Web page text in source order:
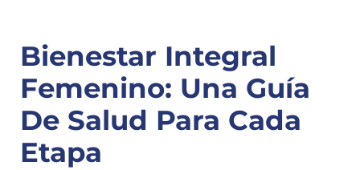
Bienestar Integral
Femenino: Una Guía
De Salud Para Cada
Etapa